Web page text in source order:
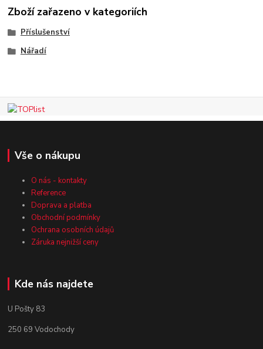
Zboží zařazeno v kategoriích
Příslušenství
Nářadí
Vše o nákupu
O nás - kontakty
Reference
Doprava a platba
Obchodní podmínky
Ochrana osobních údajů
Záruka nejnižší ceny
Kde nás najdete
U Pošty 83
250 69 Vodochody